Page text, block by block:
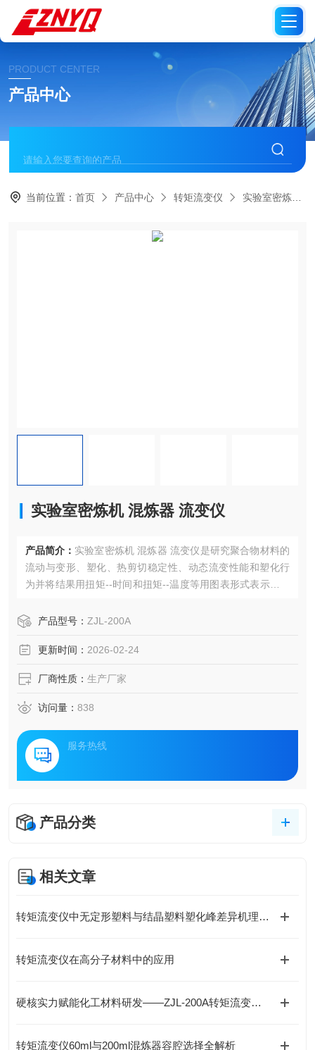
PRODUCT CENTER
产品中心
当前位置：首页 产品中心 转矩流变仪 实验室密炼机
实验室密炼机 混炼器 流变仪
产品简介： 实验室密炼机 混炼器 流变仪是研究聚合物材料的
流动与变形、塑化、热剪切稳定性、动态流变性能和塑化行
为并将结果用扭矩--时间和扭矩--温度等用图表形式表示出来
化、弹性体的硫化，材料的动态稳定性以及螺杆转速对体系
模拟生产中混炼、挤出过程，获得一系列数据来指导现实中
产品型号： ZJL-200A
更新时间： 2026-02-24
厂商性质： 生产厂家
访问量： 838
服务热线
产品分类
相关文章
转矩流变仪中无定形塑料与结晶塑料塑化峰差异机理分析
转矩流变仪在高分子材料中的应用
硬核实力赋能化工材料研发——ZJL-200A转矩流变仪优势解析与应用全景
转矩流变仪60ml与200ml混炼器容腔选择全解析